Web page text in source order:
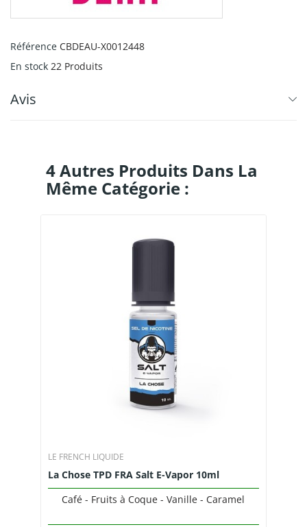
Référence CBDEAU-X0012448
En stock 22 Produits
Avis
4 Autres Produits Dans La
Même Catégorie :
LE FRENCH LIQUIDE
La Chose TPD FRA Salt E-Vapor 10ml
Café - Fruits à Coque - Vanille - Caramel